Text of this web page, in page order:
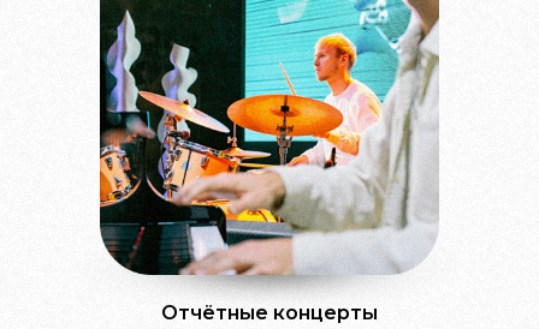
Отчётные концерты